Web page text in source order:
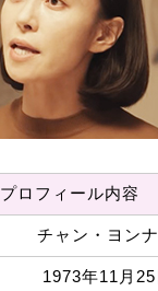
プロフィール内容
チャン・ヨン
1973年11月